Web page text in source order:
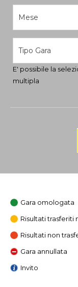
Mese
Tipo Gara
E' possibile la
multipla
Gara omologata
Risultati trasferiti
Risultati non
Gara annullata
Invito